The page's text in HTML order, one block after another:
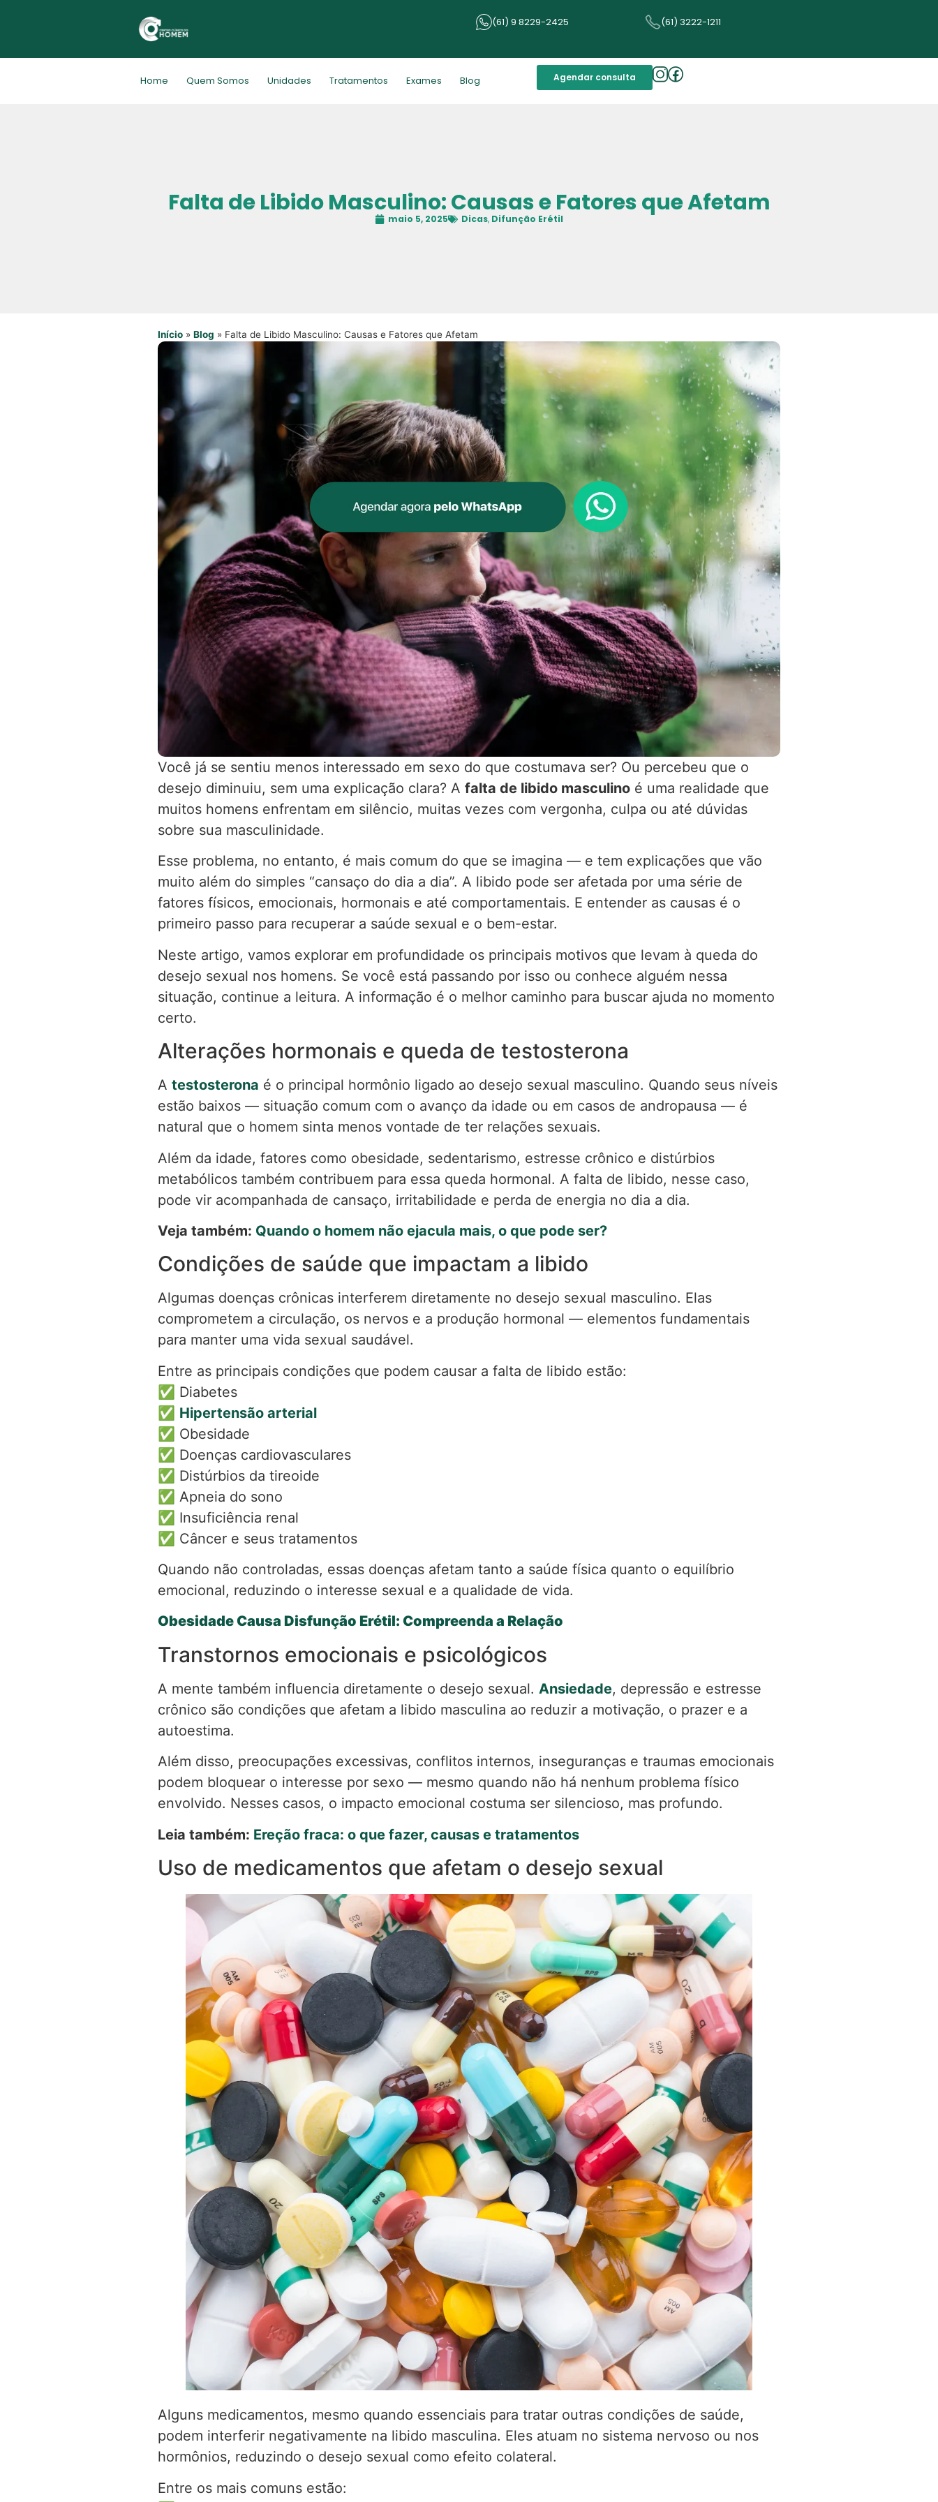
(61) 9 8229-2425 (61) 3222-1211
Home Quem Somos Unidades Tratamentos Exames Blog Agendar consulta
Falta de Libido Masculino: Causas e Fatores que Afetam
maio 5, 2025 Dicas, Difunção Erétil
Início » Blog » Falta de Libido Masculino: Causas e Fatores que Afetam
Você já se sentiu menos interessado em sexo do que costumava ser? Ou percebeu que o
desejo diminuiu, sem uma explicação clara? A falta de libido masculino é uma realidade que
muitos homens enfrentam em silêncio, muitas vezes com vergonha, culpa ou até dúvidas
sobre sua masculinidade.
Esse problema, no entanto, é mais comum do que se imagina — e tem explicações que vão
muito além do simples “cansaço do dia a dia”. A libido pode ser afetada por uma série de
fatores físicos, emocionais, hormonais e até comportamentais. E entender as causas é o
primeiro passo para recuperar a saúde sexual e o bem-estar.
Neste artigo, vamos explorar em profundidade os principais motivos que levam à queda do
desejo sexual nos homens. Se você está passando por isso ou conhece alguém nessa
situação, continue a leitura. A informação é o melhor caminho para buscar ajuda no momento
certo.
Alterações hormonais e queda de testosterona
A testosterona é o principal hormônio ligado ao desejo sexual masculino. Quando seus níveis
estão baixos — situação comum com o avanço da idade ou em casos de andropausa — é
natural que o homem sinta menos vontade de ter relações sexuais.
Além da idade, fatores como obesidade, sedentarismo, estresse crônico e distúrbios
metabólicos também contribuem para essa queda hormonal. A falta de libido, nesse caso,
pode vir acompanhada de cansaço, irritabilidade e perda de energia no dia a dia.
Veja também: Quando o homem não ejacula mais, o que pode ser?
Condições de saúde que impactam a libido
Algumas doenças crônicas interferem diretamente no desejo sexual masculino. Elas
comprometem a circulação, os nervos e a produção hormonal — elementos fundamentais
para manter uma vida sexual saudável.
Entre as principais condições que podem causar a falta de libido estão:
✅ Diabetes
✅ Hipertensão arterial
✅ Obesidade
✅ Doenças cardiovasculares
✅ Distúrbios da tireoide
✅ Apneia do sono
✅ Insuficiência renal
✅ Câncer e seus tratamentos
Quando não controladas, essas doenças afetam tanto a saúde física quanto o equilíbrio
emocional, reduzindo o interesse sexual e a qualidade de vida.
Obesidade Causa Disfunção Erétil: Compreenda a Relação
Transtornos emocionais e psicológicos
A mente também influencia diretamente o desejo sexual. Ansiedade, depressão e estresse
crônico são condições que afetam a libido masculina ao reduzir a motivação, o prazer e a
autoestima.
Além disso, preocupações excessivas, conflitos internos, inseguranças e traumas emocionais
podem bloquear o interesse por sexo — mesmo quando não há nenhum problema físico
envolvido. Nesses casos, o impacto emocional costuma ser silencioso, mas profundo.
Leia também: Ereção fraca: o que fazer, causas e tratamentos
Uso de medicamentos que afetam o desejo sexual
Alguns medicamentos, mesmo quando essenciais para tratar outras condições de saúde,
podem interferir negativamente na libido masculina. Eles atuam no sistema nervoso ou nos
hormônios, reduzindo o desejo sexual como efeito colateral.
Entre os mais comuns estão: